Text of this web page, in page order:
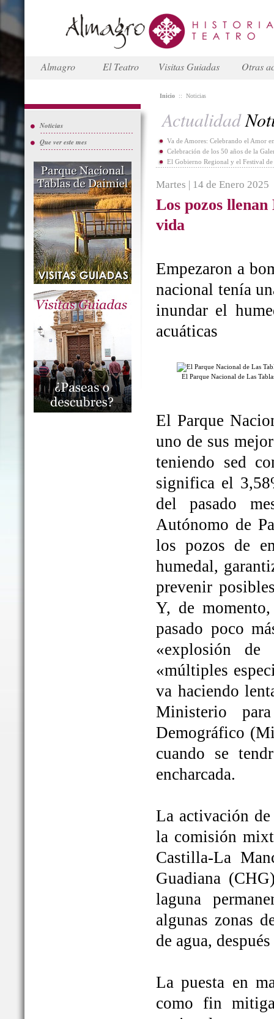
Almagro El Teatro Visitas Guiadas Otras
Noticias
Que ver este mes
Inicio :: Noticias
Actualidad
Va de Amores: Celebrando el Amor
Celebración de los 50 años de la
El Gobierno Regional y el Festival
Martes | 14 de Enero 2025
Los pozos
vida
Empezaron a
nacional tenía
inundar el
acuáticas
El Parque Nacional de Las
El Parque
uno de sus
teniendo sed
significa el
del pasado
Autónomo de
los pozos de
humedal,
prevenir
Y, de
pasado poco
«explosión
«múltiples
va haciendo
Ministerio
Demográfico
cuando se
encharcada.
La activación
la comisión
Castilla-La
Guadiana
laguna
algunas zonas
de agua,
La puesta en
como fin